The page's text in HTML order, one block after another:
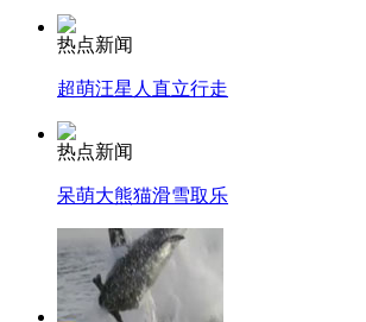
热点新闻
超萌汪星人直立行走
热点新闻
呆萌大熊猫滑雪取乐